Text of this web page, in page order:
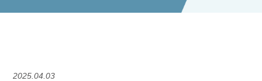
2025.04.03